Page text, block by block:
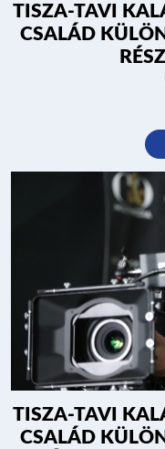
TISZA-TAVI
CSALÁD
TISZA-TAVI
CSALÁD